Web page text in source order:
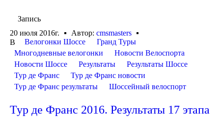
Запись
20 июля 2016г.
Автор: cmsmasters
В
Велогонки Шоссе
Гранд Туры
Многодневные велогонки
Новости Велоспорта
Новости Шоссе
Результаты
Результаты Шоссе
Тур де Франс
Тур де Франс новости
Тур де Франс результаты
Шоссейный велоспорт
Тур де Франс 2016. Результаты 17 этапа